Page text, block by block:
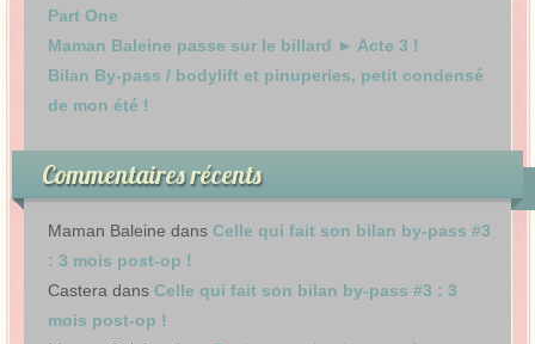
Part One
Maman Baleine passe sur le billard ► Acte 3 !
Bilan By-pass / bodylift et pinuperies, petit condensé
de mon été !
Commentaires récents
Maman Baleine dans Celle qui fait son bilan by-pass #3
: 3 mois post-op !
Castera dans Celle qui fait son bilan by-pass #3 : 3
mois post-op !